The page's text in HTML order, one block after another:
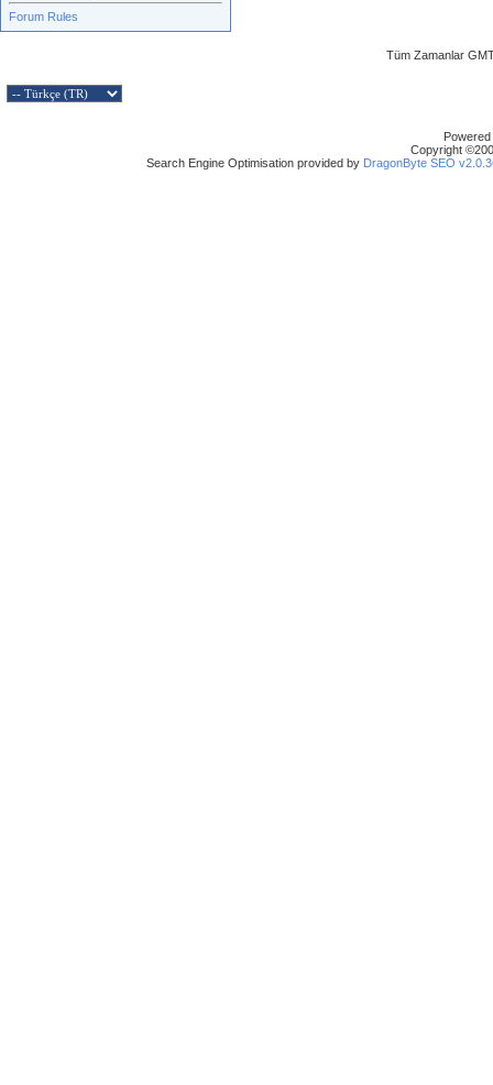
Forum Rules
Tüm Zamanlar
Copyright
Search Engine Optimisation provided by DragonByte SEO